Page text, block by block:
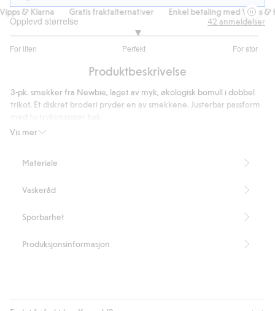
& Klarna
Gratis fraktalternativer Enkel betaling med Vipps &
Opplevd størrelse
For liten Perfekt For stor
av
36
stemmer
42 anmeldelser
Produktbeskrivelse
Vis mer
3-pk. smekker fra Newbie, laget av myk, økologisk bomull i dobbel
trikot. Et diskret broderi pryder en av smekkene. Justerbar passform
Inneholder 100 % økologisk bomull.
Materiale
Vaskeråd
Sporbarhet
Produksjonsinformasjon